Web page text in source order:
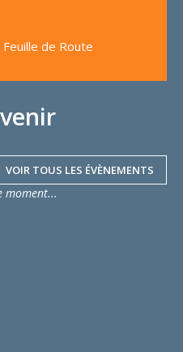
VOIR TOUS LES ÉVÈNEMENTS
moment...
de Route